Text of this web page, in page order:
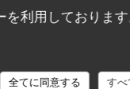
を利用しておりま
全てに同意する すべ
ミルク マスタード